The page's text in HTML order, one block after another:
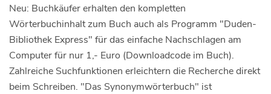
Neu: Buchkäufer erhalten den kompletten
Wörterbuchinhalt zum Buch auch als Programm "Duden-
Bibliothek Express" für das einfache Nachschlagen am
Computer für nur 1,- Euro (Downloadcode im Buch).
Zahlreiche Suchfunktionen erleichtern die Recherche direkt
beim Schreiben. "Das Synonymwörterbuch" ist